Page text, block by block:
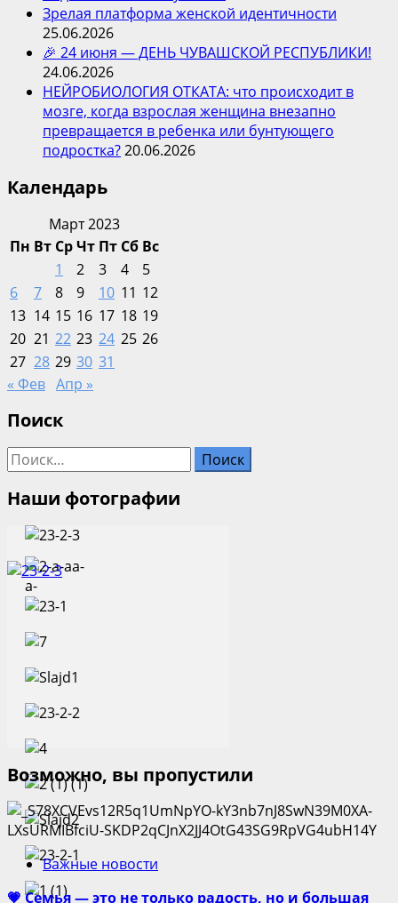
Зрелая платформа женской идентичности
25.06.2026
🎉 24 июня — ДЕНЬ ЧУВАШСКОЙ РЕСПУБЛИКИ!
24.06.2026
НЕЙРОБИОЛОГИЯ ОТКАТА: что происходит в
мозге, когда взрослая женщина внезапно
превращается в ребенка или бунтующего
подростка?20.06.2026
Календарь
Март 2023
Пн Вт СрЧт Пт Сб Вс
1
2 3 4
5
6
7 8 9 10 11 12
13 14 15 16 17 18 19
20 21 22 23 24 25 26
27 28 29 30 31
« Фев Апр »
Поиск
Найти:
Наши фотографии
Возможно, вы пропустили
Важные новости
💗 Семья — это не только радость, но и большая